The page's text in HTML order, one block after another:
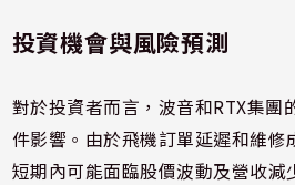
投資機會與風險預測
對於投資者而言，波音和RTX集團
件影響。由於飛機訂單延遲和維修
短期內可能面臨股價波動及營收減